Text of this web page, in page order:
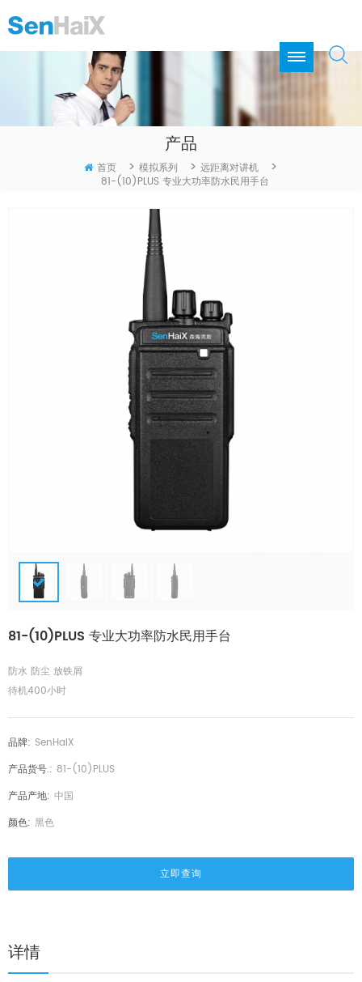
产品
首页 > 模拟系列 > 远距离对讲机 >
81-(10)PLUS 专业大功率防水民用手台
81-(10)PLUS 专业大功率防水民用手台
防水 防尘 放铁屑
待机400小时
品牌: SenHaiX
产品货号.: 81-(10)PLUS
产品产地: 中国
颜色: 黑色
立即查询
详情